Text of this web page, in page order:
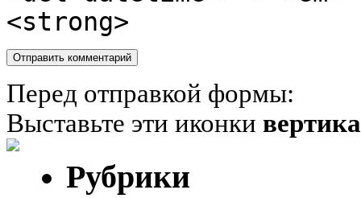
<strong>
Перед отправкой формы:
Выставьте эти иконки
Рубрики